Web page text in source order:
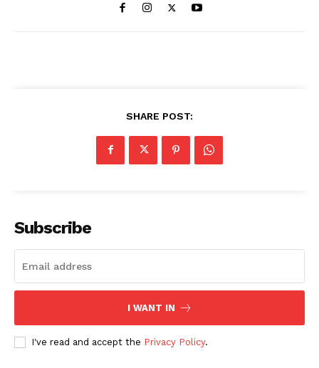
SHARE POST:
Subscribe
I WANT IN
I've read and accept the Privacy Policy.